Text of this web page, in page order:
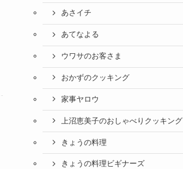
あさイチ
あてなよる
ウワサのお客さま
おかずのクッキング
家事ヤロウ
上沼恵美子のおしゃべりクッキング
きょうの料理
きょうの料理ビギナーズ